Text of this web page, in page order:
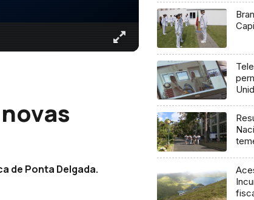
de Ponta Delgada.